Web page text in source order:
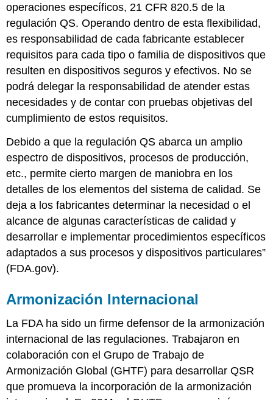
operaciones específicos, 21 CFR 820.5 de la
regulación QS. Operando dentro de esta flexibilidad,
es responsabilidad de cada fabricante establecer
requisitos para cada tipo o familia de dispositivos que
resulten en dispositivos seguros y efectivos. No se
podrá delegar la responsabilidad de atender estas
necesidades y de contar con pruebas objetivas del
cumplimiento de estos requisitos.
Debido a que la regulación QS abarca un amplio
espectro de dispositivos, procesos de producción,
etc., permite cierto margen de maniobra en los
detalles de los elementos del sistema de calidad. Se
deja a los fabricantes determinar la necesidad o el
alcance de algunas características de calidad y
desarrollar e implementar procedimientos específicos
adaptados a sus procesos y dispositivos particulares”
(FDA.gov).
Armonización Internacional
La FDA ha sido un firme defensor de la armonización
internacional de las regulaciones. Trabajaron en
colaboración con el Grupo de Trabajo de
Armonización Global (GHTF) para desarrollar QSR
que promueva la incorporación de la armonización